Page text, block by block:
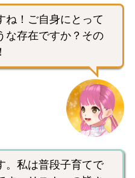
ね！ご自身にとって
な存在ですか？その
。私は普段子育てで